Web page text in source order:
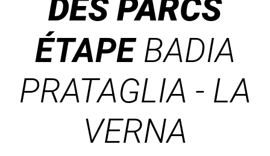
DES PARCS
ÉTAPE BADIA
PRATAGLIA - LA
VERNA